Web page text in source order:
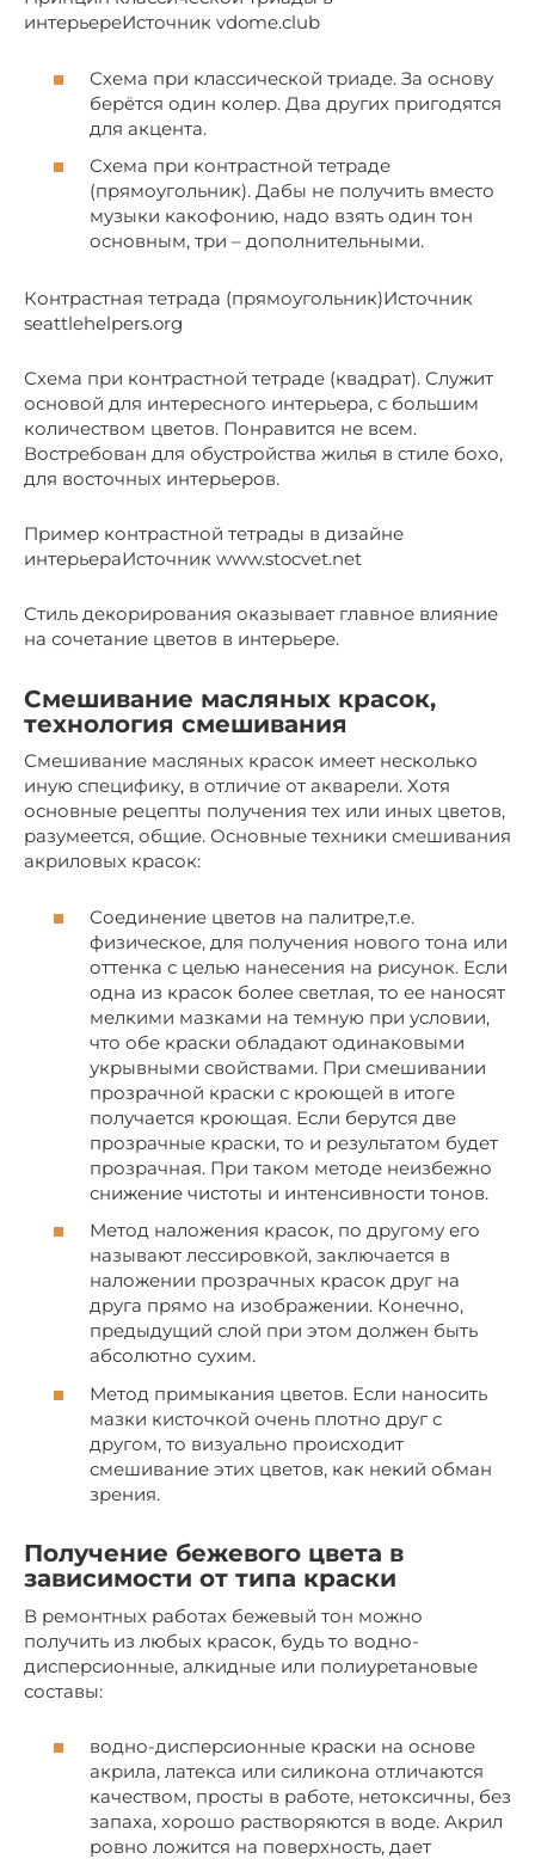
интерьереИсточник vdome.club
Схема при классической триаде. За основу
берётся один колер. Два других пригодятся
для акцента.
Схема при контрастной тетраде
(прямоугольник). Дабы не получить вместо
музыки какофонию, надо взять один тон
основным, три – дополнительными.
Контрастная тетрада (прямоугольник)Источник
seattlehelpers.org
Схема при контрастной тетраде (квадрат). Служит
основой для интересного интерьера, с большим
количеством цветов. Понравится не всем.
Востребован для обустройства жилья в стиле бохо,
для восточных интерьеров.
Пример контрастной тетрады в дизайне
интерьераИсточник www.stocvet.net
Стиль декорирования оказывает главное влияние
на сочетание цветов в интерьере.
Смешивание масляных красок,
технология смешивания
Смешивание масляных красок имеет несколько
иную специфику, в отличие от акварели. Хотя
основные рецепты получения тех или иных цветов,
разумеется, общие. Основные техники смешивания
акриловых красок:
Соединение цветов на палитре,т.е.
физическое, для получения нового тона или
оттенка с целью нанесения на рисунок. Если
одна из красок более светлая, то ее наносят
мелкими мазками на темную при условии,
что обе краски обладают одинаковыми
укрывными свойствами. При смешивании
прозрачной краски с кроющей в итоге
получается кроющая. Если берутся две
прозрачные краски, то и результатом будет
прозрачная. При таком методе неизбежно
снижение чистоты и интенсивности тонов.
Метод наложения красок, по другому его
называют лессировкой, заключается в
наложении прозрачных красок друг на
друга прямо на изображении. Конечно,
предыдущий слой при этом должен быть
абсолютно сухим.
Метод примыкания цветов. Если наносить
мазки кисточкой очень плотно друг с
другом, то визуально происходит
смешивание этих цветов, как некий обман
зрения.
Получение бежевого цвета в
зависимости от типа краски
В ремонтных работах бежевый тон можно
получить из любых красок, будь то водно-
дисперсионные, алкидные или полиуретановые
составы:
водно-дисперсионные краски на основе
акрила, латекса или силикона отличаются
качеством, просты в работе, нетоксичны, без
запаха, хорошо растворяются в воде. Акрил
ровно ложится на поверхность, дает